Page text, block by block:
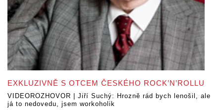
EXKLUZIVNĚ S OTCEM ČESKÉHO ROCK’N’ROLLU
VIDEOROZHOVOR | Jiří Suchý: Hrozně rád bych lenošil, ale
já to nedovedu, jsem workoholik